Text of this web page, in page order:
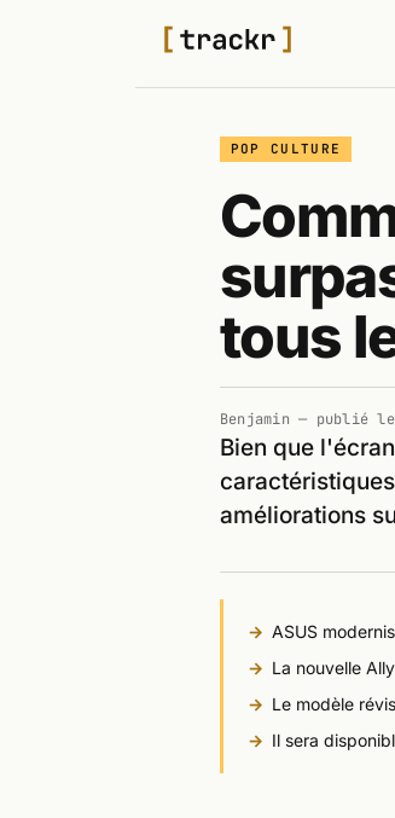
POP CULTURE
tous
Benjamin — publié le
Bien que
améliorations
ASUS
La nouvelle
Le modèle
Il sera